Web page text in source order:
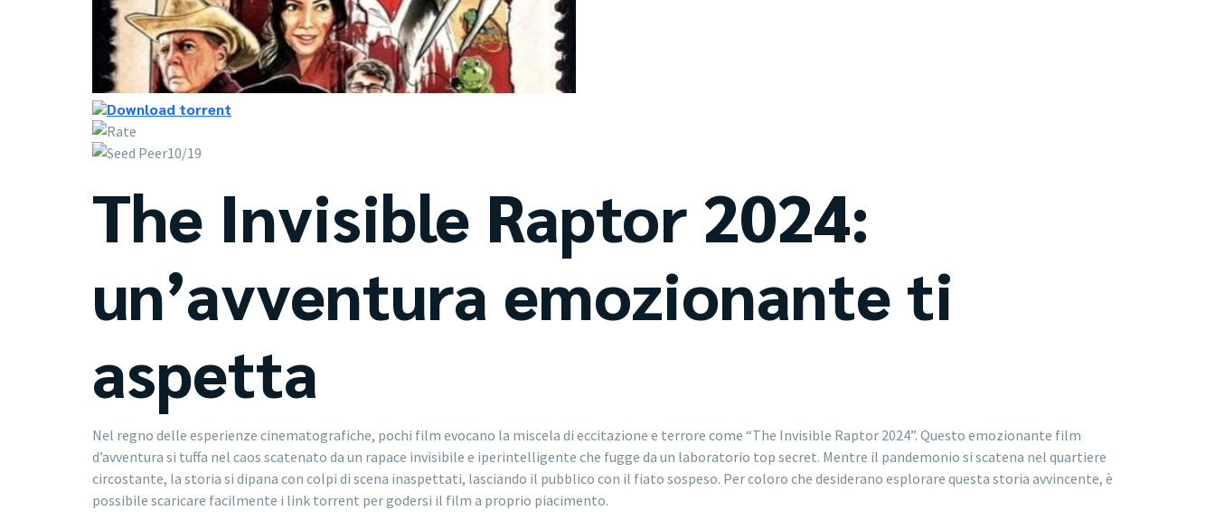
10/19
The Invisible Raptor 2024:
un’avventura emozionante ti
aspetta
Nel regno delle esperienze cinematografiche, pochi film evocano la miscela di eccitazione e terrore come “The Invisible Raptor 2024”. Questo emozionante film
d’avventura si tuffa nel caos scatenato da un rapace invisibile e iperintelligente che fugge da un laboratorio top secret. Mentre il pandemonio si scatena nel quartiere
circostante, la storia si dipana con colpi di scena inaspettati, lasciando il pubblico con il fiato sospeso. Per coloro che desiderano esplorare questa storia avvincente, è
possibile scaricare facilmente i link torrent per godersi il film a proprio piacimento.